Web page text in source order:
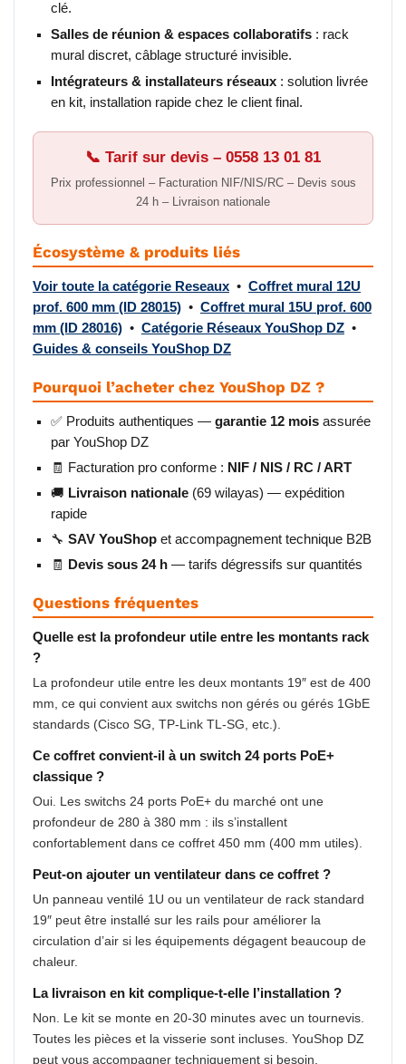
clé.
Salles de réunion & espaces collaboratifs : rack
mural discret, câblage structuré invisible.
Intégrateurs & installateurs réseaux : solution livrée
en kit, installation rapide chez le client final.
📞 Tarif sur devis – 0558 13 01 81
Prix professionnel – Facturation NIF/NIS/RC – Devis sous
24 h – Livraison nationale
Écosystème & produits liés
Voir toute la catégorie Reseaux • Coffret mural 12U
prof. 600 mm (ID 28015) • Coffret mural 15U prof. 600
mm (ID 28016) • Catégorie Réseaux YouShop DZ •
Guides & conseils YouShop DZ
Pourquoi l’acheter chez YouShop DZ ?
✅ Produits authentiques — garantie 12 mois assurée
par YouShop DZ
🧾 Facturation pro conforme : NIF / NIS / RC / ART
🚚 Livraison nationale (69 wilayas) — expédition
rapide
🔧 SAV YouShop et accompagnement technique B2B
🧾
Devis sous 24 h — tarifs dégressifs sur quantités
Questions fréquentes
Quelle est la profondeur utile entre les montants rack
?
La profondeur utile entre les deux montants 19″ est de 400
mm, ce qui convient aux switchs non gérés ou gérés 1GbE
standards (Cisco SG, TP-Link TL-SG, etc.).
Ce coffret convient-il à un switch 24 ports PoE+
classique ?
Oui. Les switchs 24 ports PoE+ du marché ont une
profondeur de 280 à 380 mm : ils s’installent
confortablement dans ce coffret 450 mm (400 mm utiles).
Peut-on ajouter un ventilateur dans ce coffret ?
Un panneau ventilé 1U ou un ventilateur de rack standard
19″ peut être installé sur les rails pour améliorer la
circulation d’air si les équipements dégagent beaucoup de
chaleur.
La livraison en kit complique-t-elle l’installation ?
Non. Le kit se monte en 20-30 minutes avec un tournevis.
Toutes les pièces et la visserie sont incluses. YouShop DZ
peut vous accompagner techniquement si besoin.